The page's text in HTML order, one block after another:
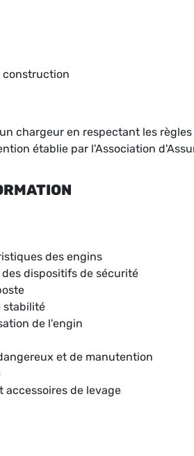
construction
chargeur en respectant les
établie par l'Association
des engins
dispositifs de sécurité
stabilité
de l'engin
et de manutention
accessoires de levage